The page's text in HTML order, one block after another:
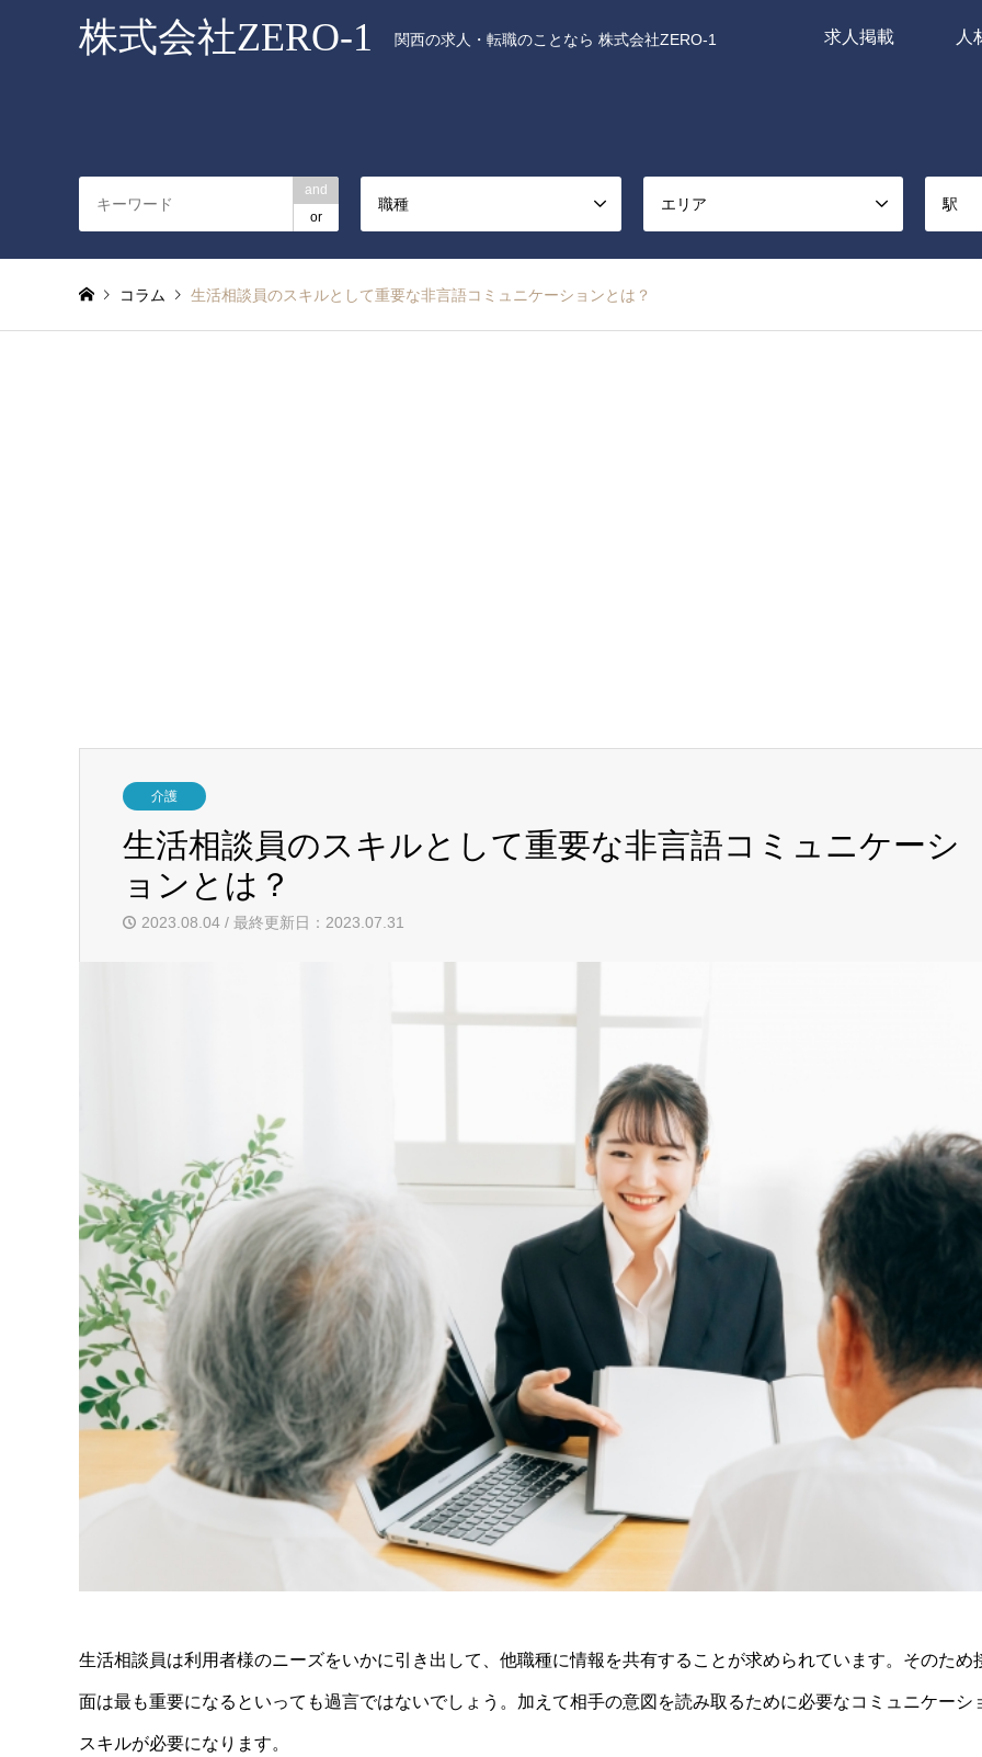
株式会社ZERO-1 関西の求人・転職のことなら 株式会社ZERO-1 求人掲載 人
and
or
職種 エリア 駅
コラム 生活相談員のスキルとして重要な非言語コミュニケーションとは？
介護
生活相談員のスキルとして重要な非言語コミュニケーシ
ョンとは？
2023.08.04 / 最終更新日：2023.07.31
生活相談員は利用者様のニーズをいかに引き出して、他職種に情報を共有することが求められています。そのため
面は最も重要になるといっても過言ではないでしょう。加えて相手の意図を読み取るために必要なコミュニケーシ
スキルが必要になります。